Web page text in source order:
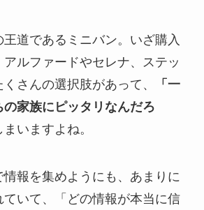
道であるミニバン。いざ購入
ルファードやセレナ、ステッ
さんの選択肢があって、
「一
家族にピッタリなんだろ
いますよね。
報を集めようにも、あまりに
ていて、「どの情報が本当に信